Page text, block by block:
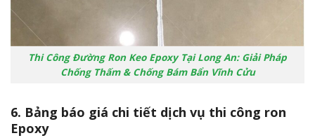
Thi Công Đường Ron Keo Epoxy Tại Long An: Giải Pháp
Chống Thấm & Chống Bám Bẩn Vĩnh Cửu
6. Bảng báo giá chi tiết dịch vụ thi công ron
Epoxy